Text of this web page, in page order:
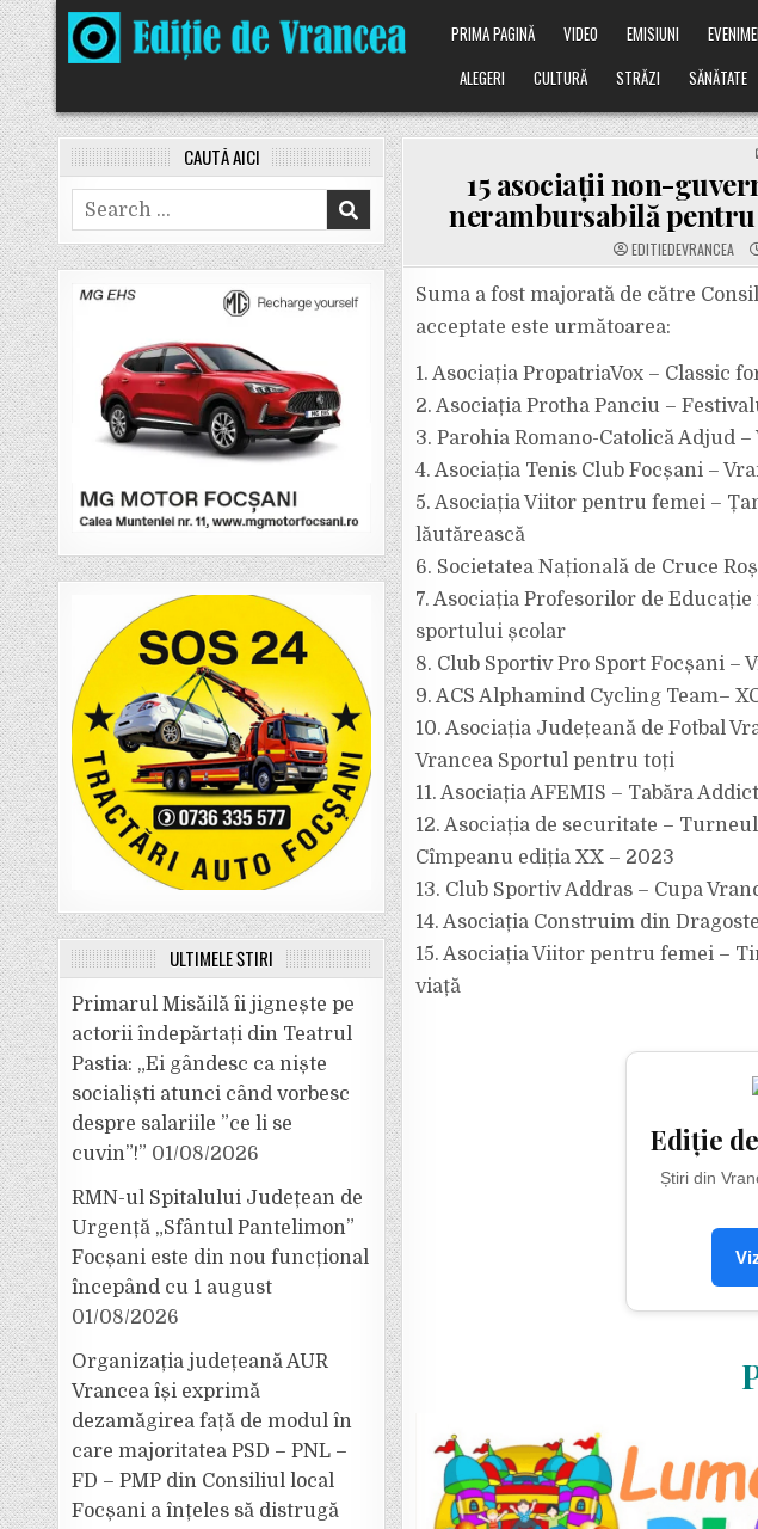
Skip
to
content
PRIMA PAGINĂ VIDEO EMISIUNI
ALEGERI
CULTURĂ STRĂZI SĂNĂTATE
15 asociații non-
nerambursabilă
EDITIEDEVRANCEA
Suma a fost majorată de către
acceptate este următoarea:
1. Asociația PropatriaVox – Classic
2. Asociația Protha Panciu –
3. Parohia Romano-Catolică Adjud
4. Asociația Tenis Club Focșani –
5. Asociația Viitor pentru femei –
lăutărească
6. Societatea Națională de Cruce
7. Asociația Profesorilor de
sportului școlar
8. Club Sportiv Pro Sport Focșani –
9. ACS Alphamind Cycling Team–
10. Asociația Județeană de Fotbal
Vrancea Sportul pentru toți
11. Asociația AFEMIS – Tabăra
12. Asociația de securitate –
Cîmpeanu ediția XX – 2023
13. Club Sportiv Addras – Cupa
14. Asociația Construim din
15. Asociația Viitor pentru femei –
viață
Ediție
Știri din
CAUTĂ AICI
Search
for:
ULTIMELE ȘTIRI
Primarul Misăilă îi jignește pe
actorii îndepărtați din Teatrul
Pastia: „Ei gândesc ca niște
socialiști atunci când vorbesc
despre salariile ”ce li se
cuvin”!” 01/08/2026
RMN-ul Spitalului Județean de
Urgență „Sfântul Pantelimon”
Focșani este din nou funcțional
începând cu 1 august
01/08/2026
Organizația județeană AUR
Vrancea își exprimă
dezamăgirea față de modul în
care majoritatea PSD – PNL –
FD – PMP din Consiliul local
Focșani a înțeles să distrugă